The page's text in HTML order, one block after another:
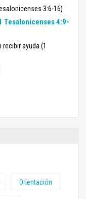
3:6-16)
Tesalonicenses 4:9-
recibir ayuda (1
Orientación